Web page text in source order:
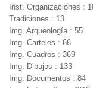
Inst. Organizaciones :
Tradiciones : 13
Img. Arqueología : 55
Img. Carteles : 66
Img. Cuadros : 369
Img. Dibujos : 133
Img. Documentos : 84